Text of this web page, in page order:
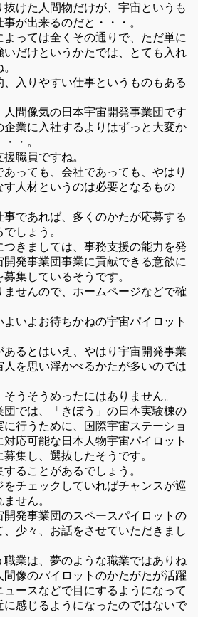
抜けた人間物だけが、宇宙というも
が出来るのだと・・・。
っては全くその通りで、ただ単に
いだけというかたでは、とても入れ
、入りやすい仕事というものもある
人間像気の日本宇宙開発事業団です
企業に入社するよりはずっと大変か
・。
職員ですね。
あっても、会社であっても、やはり
す人材というのは必要となるもの
事であれば、多くのかたが応募する
しょう。
つきましては、事務支援の能力を発
発事業団事業に貢献できる意欲に
集しているそうです。
ませんので、ホームページなどで確
よいよお待ちかねの宇宙パイロット
あるとはいえ、やはり宇宙開発事業
人を思い浮かべるかたが多いのでは
うそうめったにはありません。
団では、「きぼう」の日本実験棟の
行うために、国際宇宙ステーショ
対応可能な日本人物宇宙パイロット
集し、選抜したそうです。
ることがあるでしょう。
をチェックしていればチャンスが巡
せん。
開発事業団のスペースパイロットの
少々、お話をさせていただきまし
職業は、夢のような職業ではありね
間像のパイロットのかたがたが活躍
ュースなどで目にするようになって
に感じるようになったのではないで